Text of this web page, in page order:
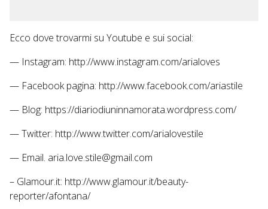
Ecco dove trovarmi su Youtube e sui social:
— Instagram: http://www.instagram.com/arialoves
— Facebook pagina: http://www.facebook.com/ariastile
— Blog: https://diariodiuninnamorata.wordpress.com/
— Twitter: http://www.twitter.com/arialovestile
— Email. aria.love.stile@gmail.com
– Glamour.it: http://www.glamour.it/beauty-
reporter/afontana/